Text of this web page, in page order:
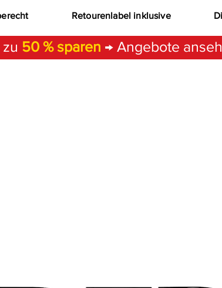
Retourenlabel inklusive
50 % sparen → Angebote